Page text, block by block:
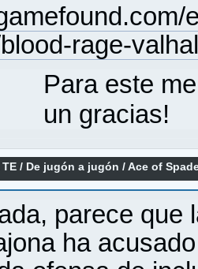
rage-
Para este
un gracias!
TE / De jugón a jugón /Ace of
parece que
ha